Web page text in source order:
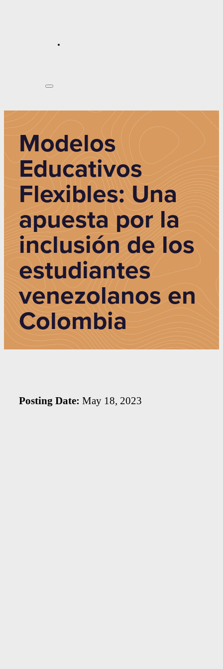
Modelos
Educativos
Flexibles: Una
apuesta por la
inclusión de los
estudiantes
venezolanos en
Colombia
Posting Date: May 18, 2023